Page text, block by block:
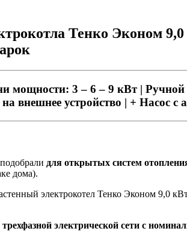
Тенко Эконом
мощности: 3 – 6 – 9 кВт |
внешнее устройство | + Насос
для открытых систем
дома).
электрокотел Тенко Эконом 9,0
трехфазной электрической сети с